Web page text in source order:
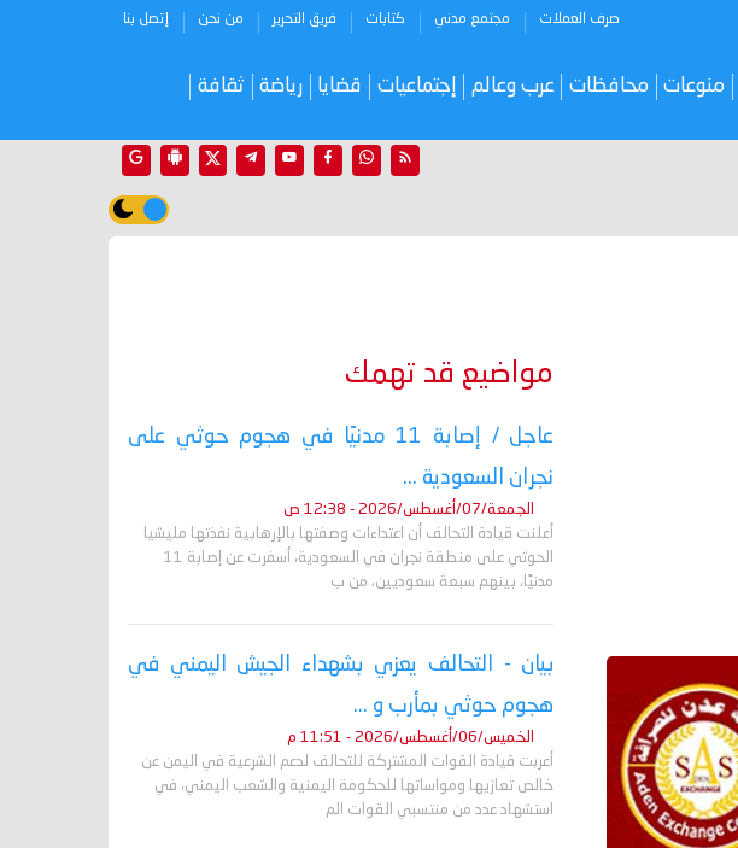
صرف العملات مجتمع مدني كتابات فريق التحرير من نحن إتصل بنا
منوعات محافظات عرب وعالم إجتماعيات قضايا رياضة ثقافة
مواضيع قد تهمك
عاجل / إصابة 11 مدنيًا في هجوم حوثي على
نجران السعودية ...
الجمعة/07/أغسطس/2026 - 12:38 ص
أعلنت قيادة التحالف أن اعتداءات وصفتها بالإرهابية نفذتها مليشيا
الحوثي على منطقة نجران في السعودية، أسفرت عن إصابة 11
مدنيًا، بينهم سبعة سعوديين، من ب
بيان - التحالف يعزي بشهداء الجيش اليمني في
هجوم حوثي بمأرب و ...
الخميس/06/أغسطس/2026 - 11:51 م
أعربت قيادة القوات المشتركة للتحالف لدعم الشرعية في اليمن عن
خالص تعازيها ومواساتها للحكومة اليمنية والشعب اليمني، في
استشهاد عدد من منتسبي القوات الم